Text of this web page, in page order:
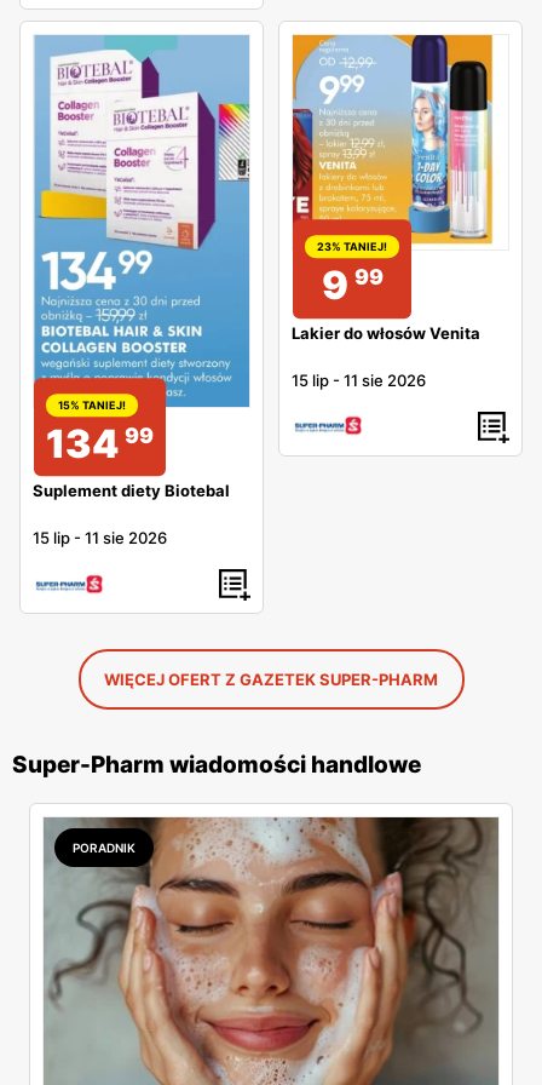
15% TANIEJ!
134 99
Suplement diety Biotebal
15 lip -11 sie 2026
23% TANIEJ!
9 99
Lakier do włosów Venita
15 lip -11 sie 2026
WIĘCEJ OFERT Z GAZETEK SUPER-PHARM
Super-Pharm wiadomości handlowe
PORADNIK